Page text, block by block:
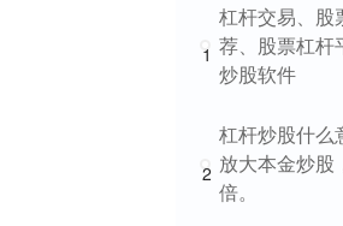
1
杠杆交易、股
荐、股票杠杆
炒股软件
2
杠杆炒股什么
放大本金炒股
倍。